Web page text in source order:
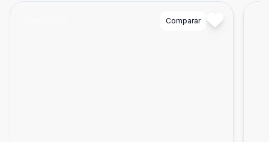
Comparar